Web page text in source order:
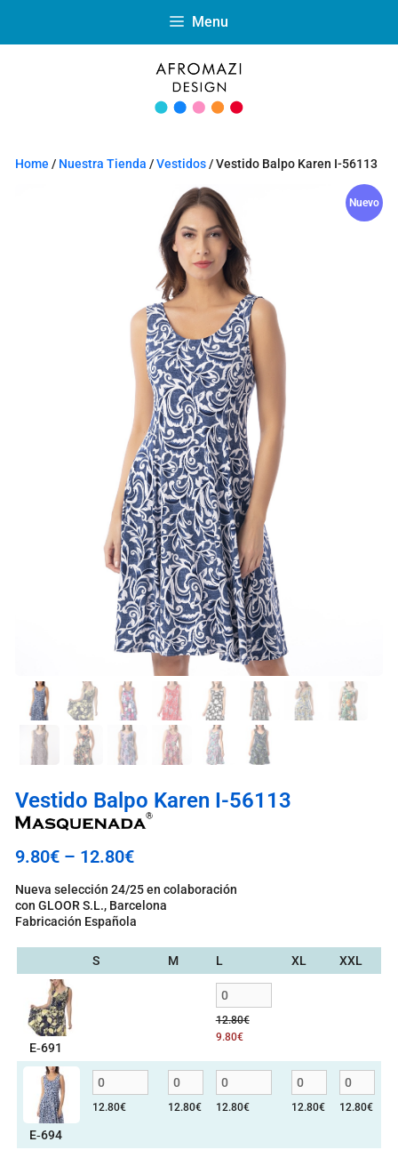
Menu
Home / Nuestra Tienda /Vestidos/ Vestido Balpo Karen I-56113
Nuevo
Vestido Balpo Karen I-56113
9.80€ – 12.80€
Nueva selección 24/25 en colaboración
con GLOOR S.L., Barcelona
Fabricación Española
S M L XL XXL
E‑691
12.80€
9.80€
E‑694
12.80€ 12.80€ 12.80€ 12.80€ 12.80€